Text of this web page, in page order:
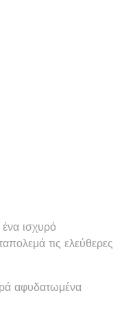
ισχυρό
τις ελεύθερες
αφυδατωμένα